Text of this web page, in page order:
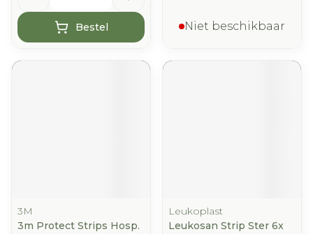
Bestel Niet beschikbaar
3M
3m Protect Strips Hosp.
Leukoplast
Leukosan Strip Ster 6x